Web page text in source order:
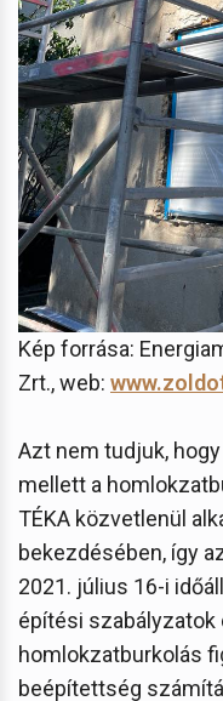
Kép forrása:
Zrt., web:
Azt nem tudjuk,
mellett a
TÉKA közvetlenül
bekezdésében, így
2021. július 16-i
építési szabályzatok
homlokzatburkolás
beépítettség